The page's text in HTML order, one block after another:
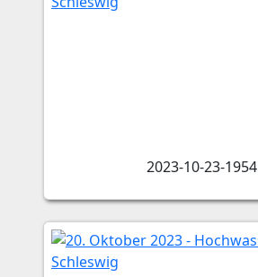
2023-10-23-1954